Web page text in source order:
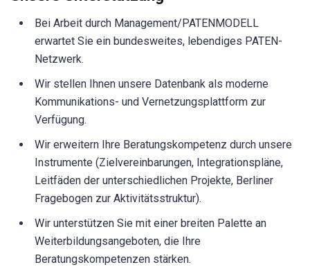
Bei Arbeit durch Management/PATENMODELL
erwartet Sie ein bundesweites, lebendiges PATEN-
Netzwerk.
Wir stellen Ihnen unsere Datenbank als moderne
Kommunikations- und Vernetzungsplattform zur
Verfügung.
Wir erweitern Ihre Beratungskompetenz durch unsere
Instrumente (Zielvereinbarungen, Integrationspläne,
Leitfäden der unterschiedlichen Projekte, Berliner
Fragebogen zur Aktivitätsstruktur).
Wir unterstützen Sie mit einer breiten Palette an
Weiterbildungsangeboten, die Ihre
Beratungskompetenzen stärken.